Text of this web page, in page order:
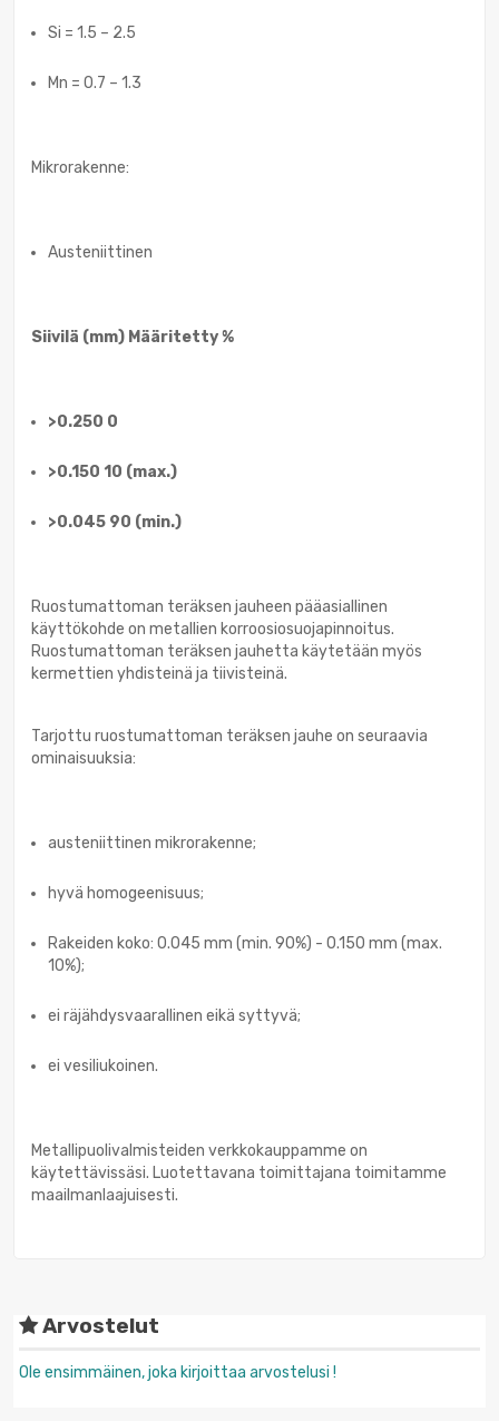
Si = 1.5 – 2.5
Mn = 0.7 – 1.3
Mikrorakenne:
Austeniittinen
Siivilä (mm) Määritetty %
>0.250 0
>0.150 10 (max.)
>0.045 90 (min.)
Ruostumattoman teräksen jauheen pääasiallinen
käyttökohde on metallien korroosiosuojapinnoitus.
Ruostumattoman teräksen jauhetta käytetään myös
kermettien yhdisteinä ja tiivisteinä.
Tarjottu ruostumattoman teräksen jauhe on seuraavia
ominaisuuksia:
austeniittinen mikrorakenne;
hyvä homogeenisuus;
Rakeiden koko: 0.045 mm (min. 90%) - 0.150 mm (max.
10%);
ei räjähdysvaarallinen eikä syttyvä;
ei vesiliukoinen.
Metallipuolivalmisteiden verkkokauppamme on
käytettävissäsi. Luotettavana toimittajana toimitamme
maailmanlaajuisesti.
Arvostelut
Ole ensimmäinen, joka kirjoittaa arvostelusi !